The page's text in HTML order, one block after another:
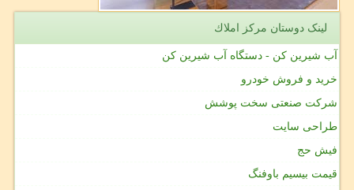
لینک دوستان مركز املاك
آب شیرین کن - دستگاه آب شیرین کن
خرید و فروش خودرو
شرکت صنعتی سخت پوشش
طراحی سایت
فیش حج
قیمت بیسیم باوفنگ